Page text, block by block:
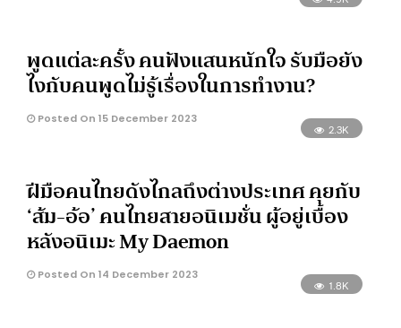
พูดแต่ละครั้ง คนฟังแสนหนักใจ รับมือยัง
ไงกับคนพูดไม่รู้เรื่องในการทำงาน?
Posted On 15 December 2023
2.3K
ฝีมือคนไทยดังไกลถึงต่างประเทศ คุยกับ
‘ส้ม-อ้อ’ คนไทยสายอนิเมชั่น ผู้อยู่เบื้อง
หลังอนิเมะ My Daemon
Posted On 14 December 2023
1.8K